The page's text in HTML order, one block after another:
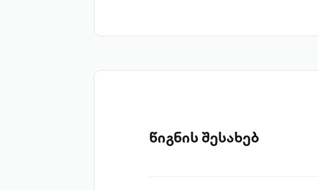
წიგნის შესახებ